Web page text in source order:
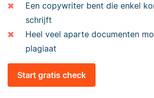
Een copywriter bent die enkel
schrijft
Heel veel aparte documenten
plagiaat
Start gratis check